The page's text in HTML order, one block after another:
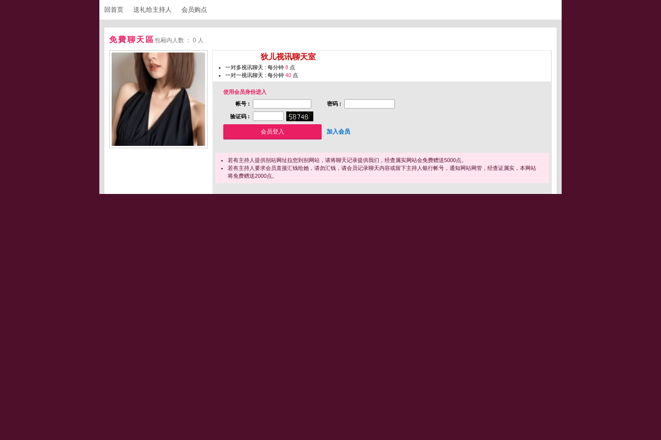
回首页 送礼给主持人 会员购点
免費聊天區包厢内人数 ： 0 人
狄儿视讯聊天室
一对多视讯聊天 : 每分钟 8 点
一对一视讯聊天 : 每分钟 40 点
使用会员身份进入
帐号 :
密码 :
验证码 :
加入会员
若有主持人提供别站网址拉您到别网站，请将聊天记录提供我们，经查属实网站会免费赠送5000点。
若有主持人要求会员直接汇钱给她，请勿汇钱，请会员记录聊天内容或留下主持人银行帐号，通知网站网管，经查证属实，本网站
将免费赠送2000点。